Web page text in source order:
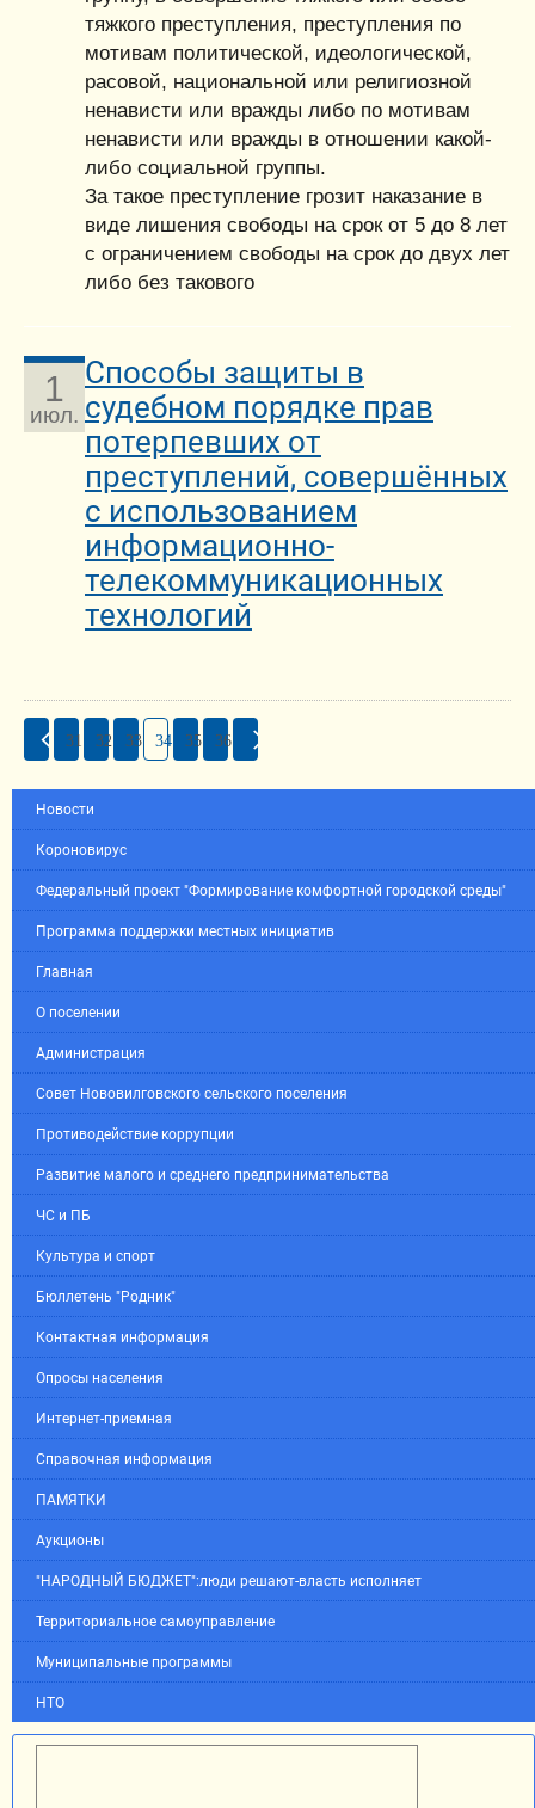
тяжкого преступления, преступления по
мотивам политической, идеологической,
расовой, национальной или религиозной
ненависти или вражды либо по мотивам
ненависти или вражды в отношении какой-
либо социальной группы.
За такое преступление грозит наказание в
виде лишения свободы на срок от 5 до 8 лет
с ограничением свободы на срок до двух лет
либо без такового
1
июл.
Способы защиты в
судебном порядке прав
потерпевших от
преступлений, совершённых
с использованием
информационно-
телекоммуникационных
технологий
31 32 33 34 35 36
Новости
Короновирус
Федеральный проект "Формирование комфортной городской среды"
Программа поддержки местных инициатив
Главная
О поселении
Администрация
Совет Нововилговского сельского поселения
Противодействие коррупции
Развитие малого и среднего предпринимательства
ЧС и ПБ
Культура и спорт
Бюллетень "Родник"
Контактная информация
Опросы населения
Интернет-приемная
Справочная информация
ПАМЯТКИ
Аукционы
"НАРОДНЫЙ БЮДЖЕТ":люди решают-власть исполняет
Территориальное самоуправление
Муниципальные программы
НТО